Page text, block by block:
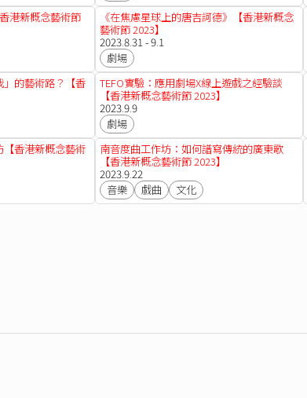
港新概念藝術節
《在焦慮星球上的唐吉訶德》【香港新概念
藝術節 2023】
2023.8.31 - 9.1
劇場
的藝術路？【香
TEFO實驗：應用劇場X線上遊戲之經驗談
【香港新概念藝術節 2023】
2023.9.9
劇場
【香港新概念藝術
南音度曲工作坊：如何譜寫傳統的廣東歌
【香港新概念藝術節 2023】
2023.9.22
音樂
戲曲 文化